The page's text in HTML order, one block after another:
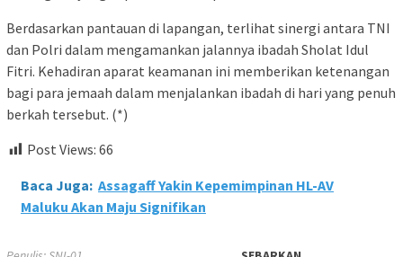
Berdasarkan pantauan di lapangan, terlihat sinergi antara TNI
dan Polri dalam mengamankan jalannya ibadah Sholat Idul
Fitri. Kehadiran aparat keamanan ini memberikan ketenangan
bagi para jemaah dalam menjalankan ibadah di hari yang penuh
berkah tersebut. (*)
Post Views: 66
Baca Juga: Assagaff Yakin Kepemimpinan HL-AV
Maluku Akan Maju Signifikan